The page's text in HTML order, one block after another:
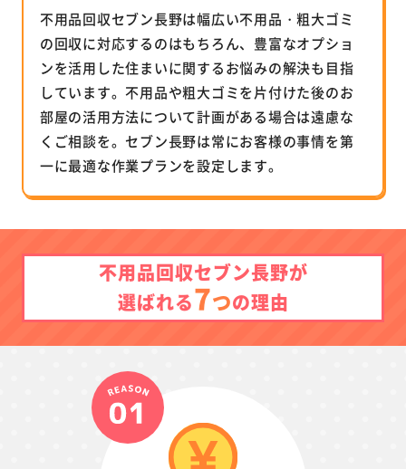
不用品回収セブン長野は幅広い不用品・粗大ゴミ
の回収に対応するのはもちろん、豊富なオプショ
ンを活用した住まいに関するお悩みの解決も目指
しています。不用品や粗大ゴミを片付けた後のお
部屋の活用方法について計画がある場合は遠慮な
くご相談を。セブン長野は常にお客様の事情を第
一に最適な作業プランを設定します。
不用品回収セブン長野が
選ばれる7つの理由